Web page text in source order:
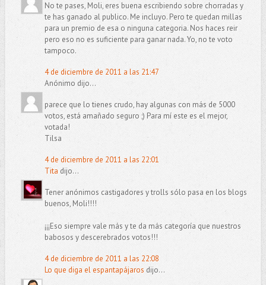
No te pases, Moli, eres buena escribiendo sobre chorradas y
te has ganado al publico. Me incluyo. Pero te quedan millas
para un premio de esa o ninguna categoria. Nos haces reir
pero eso no es suficiente para ganar nada. Yo, no te voto
tampoco.
4 de diciembre de 2011 a las 21:47
Anónimo dijo...
parece que lo tienes crudo, hay algunas con más de 5000
votos, está amañado seguro ;) Para mí este es el mejor,
votada!
Tilsa
4 de diciembre de 2011 a las 22:01
Tita dijo...
Tener anónimos castigadores y trolls sólo pasa en los blogs
buenos, Moli!!!!
¡¡¡Eso siempre vale más y te da más categoría que nuestros
babosos y descerebrados votos!!!
4 de diciembre de 2011 a las 22:08
Lo que diga el espantapájaros dijo...